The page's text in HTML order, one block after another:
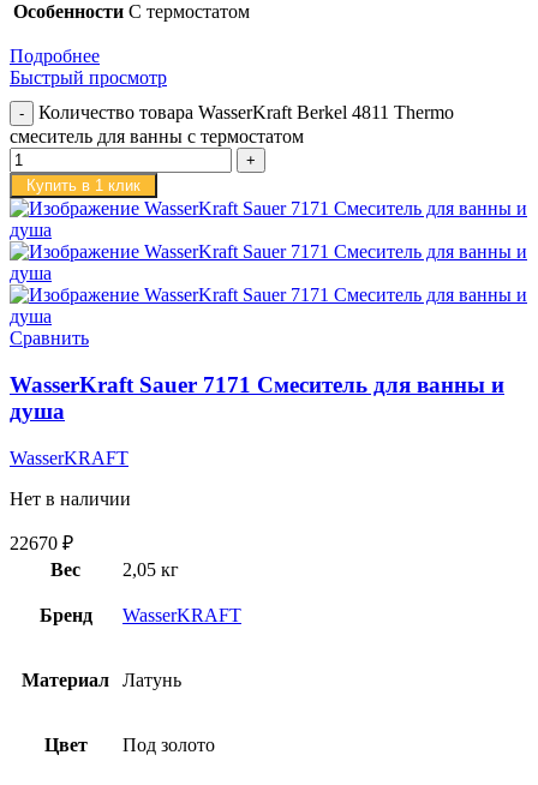
Особенности С термостатом
Подробнее
Быстрый просмотр
Количество товара WasserKraft Berkel 4811 Thermo
смеситель для ванны с термостатом
Купить в 1 клик
Сравнить
WasserKraft Sauer 7171 Смеситель для ванны и
душа
WasserKRAFT
Нет в наличии
22670 ₽
Вес
2,05 кг
Бренд WasserKRAFT
Материал Латунь
Цвет Под золото